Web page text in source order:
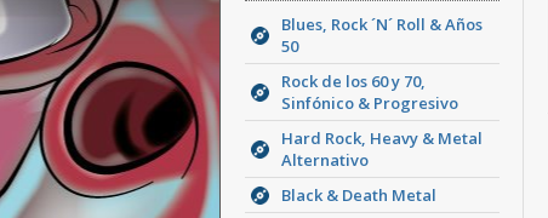
Blues, Rock ´N´ Roll & Años
50
Rock de los 60 y 70,
Sinfónico & Progresivo
Hard Rock, Heavy & Metal
Alternativo
Black & Death Metal